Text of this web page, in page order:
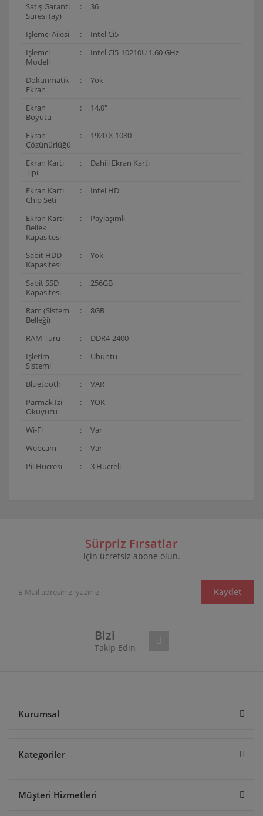
Satış Garanti
Süresi (ay)
: 36
İşlemci Ailesi :
Intel Ci5
İşlemci
Modeli
: Intel Ci5-10210U 1.60 GHz
Dokunmatik
Ekran
: Yok
Ekran
Boyutu
: 14,0"
Ekran
Çözünürlüğü
: 1920 X 1080
Ekran Kartı
Tipi
: Dahili Ekran Kartı
Ekran Kartı
Chip Seti
: Intel HD
Ekran Kartı
Bellek
Kapasitesi
: Paylaşımlı
Sabit HDD
Kapasitesi
: Yok
Sabit SSD
Kapasitesi
: 256GB
Ram (Sistem
Belleği)
: 8GB
RAM Türü :
DDR4-2400
İşletim
Sistemi
: Ubuntu
Bluetooth :
VAR
Parmak İzi
Okuyucu
: YOK
Wi-Fi :
Var
Webcam
:
Var
Pil Hücresi
: 3 Hücreli
Yorum Yaz
Ürün resmi kalitesiz, bozuk veya görüntülenemiyor.
Ürün bilgilerinde hatalar bulunuyor.
Sürpriz Fırsatlar
için ücretsiz abone olun.
Kaydet
Bizi
Takip Edin
Kurumsal
Kategoriler
Müşteri Hizmetleri